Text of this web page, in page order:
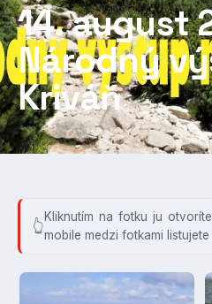
14. august
Národný
Kriváň
Kliknutím na fotku ju
mobile medzi fotkami